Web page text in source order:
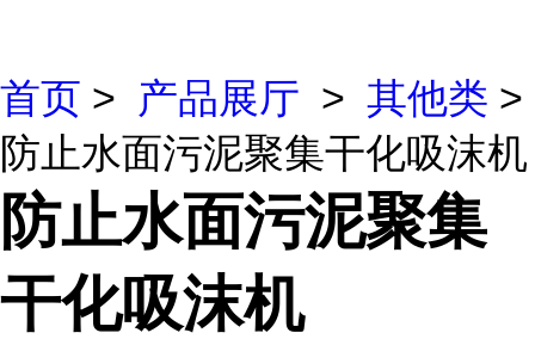
首页 > 产品展厅 > 其他类 >
防止水面污泥聚集干化吸沫机
防止水面污泥聚集
干化吸沫机